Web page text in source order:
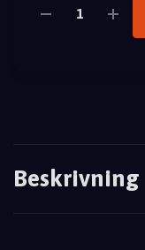
Beskrivning